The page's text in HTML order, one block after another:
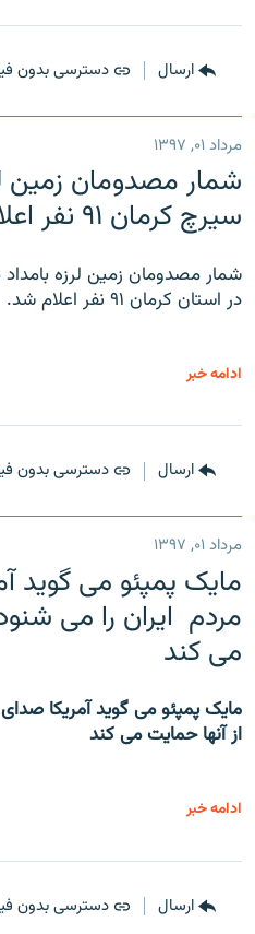
ارسال دسترسی بدون
مرداد ۰۱, ۱۳۹۷
شمار مصدومان زمین
سیرچ کرمان ۹۱ نفر اعلام شد
شمار مصدومان زمین لرزه
در استان کرمان ۹۱ نفر اعلام شد.
ادامه خبر
ارسال دسترسی بدون
مرداد ۰۱, ۱۳۹۷
مایک پمپئو می گوید
مردم ایران را می
می کند
مایک پمپئو می گوید آمریکا
از آنها حمایت می کند
ادامه خبر
ارسال دسترسی بدون